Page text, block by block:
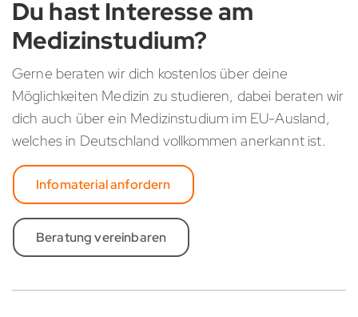
Du hast Interesse am
Medizinstudium?
Gerne beraten wir dich kostenlos über deine
Möglichkeiten Medizin zu studieren, dabei beraten wir
dich auch über ein Medizinstudium im EU-Ausland,
welches in Deutschland vollkommen anerkannt ist.
Infomaterial anfordern
Beratung vereinbaren